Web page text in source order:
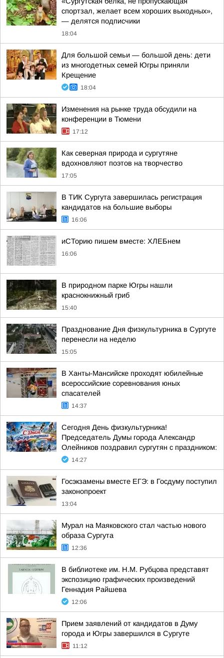
спортзал, желает всем хороших выходных»,
— делятся подписчики
18:04
Для большой семьи — большой день: дети
из многодетных семей Югры приняли
Крещение
18:04
Изменения на рынке труда обсудили на
конференции в Тюмени
17:12
Как северная природа и сургутяне
вдохновляют поэтов на творчество
17:05
В ТИК Сургута завершилась регистрация
кандидатов на большие выборы
16:06
иСТорию пишем вместе: ХЛЕБнем
16:06
В природном парке Югры нашли
краснокнижный гриб
15:40
Празднование Дня физкультурника в Сургуте
перенесли на неделю
15:05
В Ханты-Мансийске проходят юбилейные
всероссийские соревнования юных
спасателей
14:37
Сегодня День физкультурника!
Председатель Думы города Александр
Олейников поздравил сургутян с праздником:
14:27
Госэкзамены вместе ЕГЭ: в Госдуму поступил
законопроект
13:04
Мурал на Маяковского стал частью нового
образа Сургута
12:36
В библиотеке им. Н.М. Рубцова представят
экспозицию графических произведений
Геннадия Райшева
12:06
Прием заявлений от кандидатов в Думу
города и Югры завершился в Сургуте
11:12